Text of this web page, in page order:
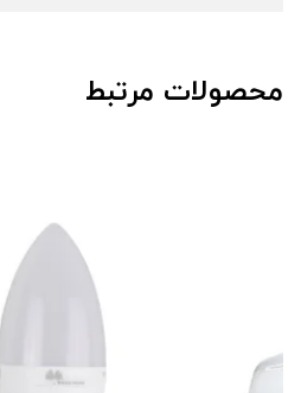
محصولات مرتبط